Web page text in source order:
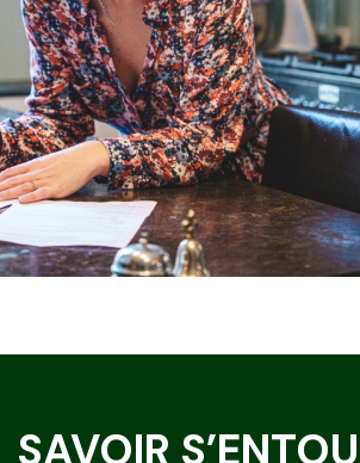
SAVOIR